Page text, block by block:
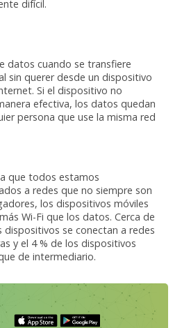
difícil.
datos cuando se transfiere
sin querer desde un dispositivo
Si el dispositivo no
efectiva, los datos quedan
persona que use la misma red
que todos estamos
a redes que no siempre son
los dispositivos móviles
Wi-Fi que los datos. Cerca de
se conectan a redes
y el 4 % de los dispositivos
de intermediario.